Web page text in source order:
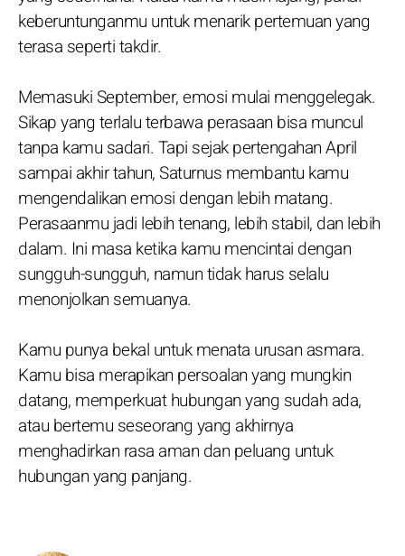
keberuntunganmu untuk menarik pertemuan yang
terasa seperti takdir.
Memasuki September, emosi mulai menggelegak.
Sikap yang terlalu terbawa perasaan bisa muncul
tanpa kamu sadari. Tapi sejak pertengahan April
sampai akhir tahun, Saturnus membantu kamu
mengendalikan emosi dengan lebih matang.
Perasaanmu jadi lebih tenang, lebih stabil, dan lebih
dalam. Ini masa ketika kamu mencintai dengan
sungguh-sungguh, namun tidak harus selalu
menonjolkan semuanya.
Kamu punya bekal untuk menata urusan asmara.
Kamu bisa merapikan persoalan yang mungkin
datang, memperkuat hubungan yang sudah ada,
atau bertemu seseorang yang akhirnya
menghadirkan rasa aman dan peluang untuk
hubungan yang panjang.